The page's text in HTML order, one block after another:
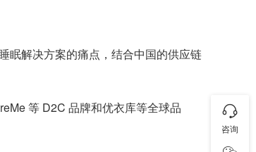
眠解决方案的痛点，结合中国的供应链
等 D2C 品牌和优衣库等全球品
咨询